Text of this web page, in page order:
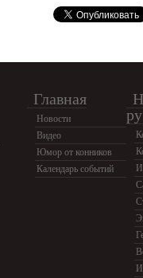
Главная
Новости
Видео
Юмор от конников
Календарь событий